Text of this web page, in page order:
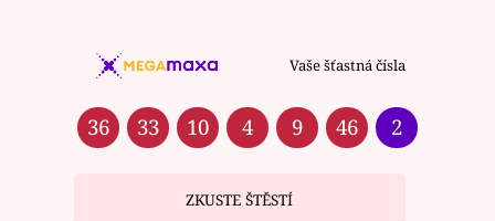
Vaše šťastná čísla
36 33 10 4 9 46 2
ZKUSTE ŠTĚSTÍ